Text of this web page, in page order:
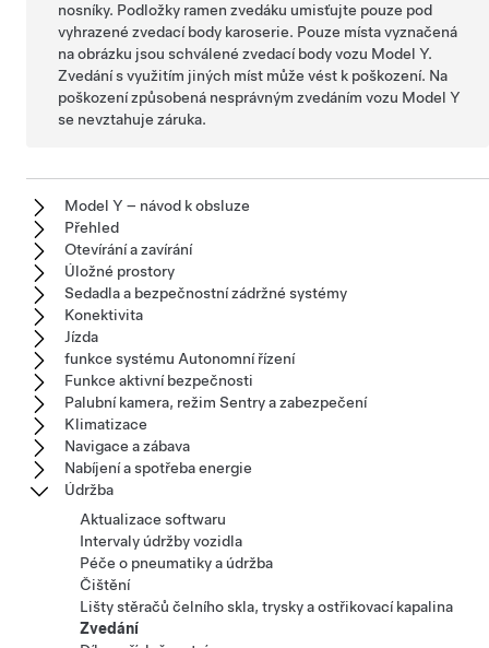
nosníky. Podložky ramen zvedáku umisťujte pouze pod
vyhrazené zvedací body karoserie. Pouze místa vyznačená
na obrázku jsou schválené zvedací body vozu Model Y.
Zvedání s využitím jiných míst může vést k poškození. Na
poškození způsobená nesprávným zvedáním vozu Model Y
se nevztahuje záruka.
Model Y – návod k obsluze
Přehled
Otevírání a zavírání
Úložné prostory
Sedadla a bezpečnostní zádržné systémy
Konektivita
Jízda
funkce systému Autonomní řízení
Funkce aktivní bezpečnosti
Palubní kamera, režim Sentry a zabezpečení
Klimatizace
Navigace a zábava
Nabíjení a spotřeba energie
Údržba
Aktualizace softwaru
Intervaly údržby vozidla
Péče o pneumatiky a údržba
Čištění
Lišty stěračů čelního skla, trysky a ostřikovací kapalina
Zvedání